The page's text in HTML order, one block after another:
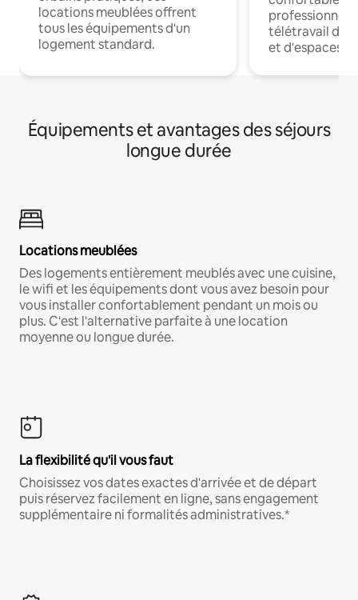
locations meublées offrent
tous les équipements d'un
logement standard.
professionnels
télétravail
et d'espaces
Équipements et avantages des séjours
longue durée
Locations meublées
Des logements entièrement meublés avec une cuisine,
le wifi et les équipements dont vous avez besoin pour
vous installer confortablement pendant un mois ou
plus. C'est l'alternative parfaite à une location
moyenne ou longue durée.
La flexibilité qu'il vous faut
Choisissez vos dates exactes d'arrivée et de départ
puis réservez facilement en ligne, sans engagement
supplémentaire ni formalités administratives.*